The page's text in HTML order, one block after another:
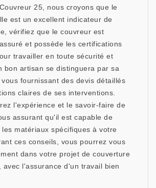
25, nous croyons que le
est un excellent indicateur de
vérifiez que le couvreur est
et possède les certifications
travailler en toute sécurité et
bon artisan se distinguera par sa
fournissant des devis détaillés
claires de ses interventions.
l'expérience et le savoir-faire de
assurant qu'il est capable de
matériaux spécifiques à votre
ces conseils, vous pourrez vous
dans votre projet de couverture
avec l'assurance d'un travail bien